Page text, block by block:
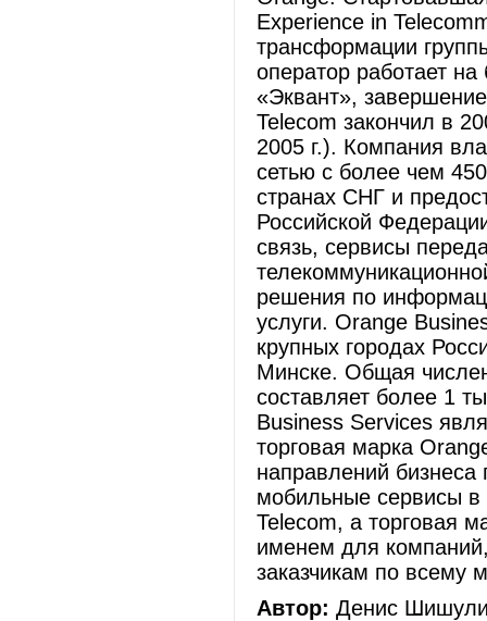
Experience in
трансформации
оператор работает
«Эквант»,
Telecom закончил в
2005 г.). Компания
сетью с более чем
странах СНГ и
Российской
связь, сервисы
решения по
услуги. Orange
крупных городах
Минске. Общая
составляет более 1
Business Services
торговая марка
направлений бизнеса
мобильные сервисы в
Telecom, а торговая
именем для
заказчикам по всему
Автор: Денис